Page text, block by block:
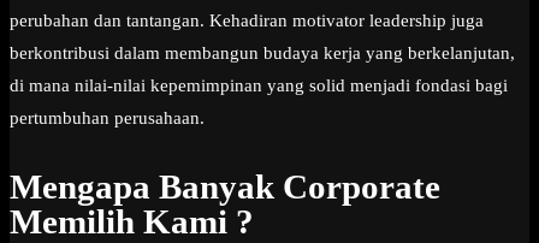
perubahan dan tantangan. Kehadiran motivator leadership juga
berkontribusi dalam membangun budaya kerja yang berkelanjutan,
di mana nilai-nilai kepemimpinan yang solid menjadi fondasi bagi
pertumbuhan perusahaan.
Mengapa Banyak Corporate
Memilih Kami ?